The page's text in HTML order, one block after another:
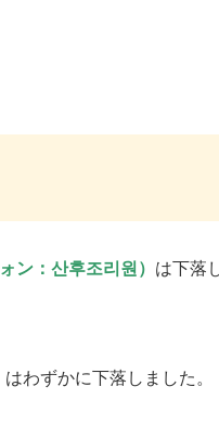
ン：산후조리원） は下落
はわずかに下落しました。